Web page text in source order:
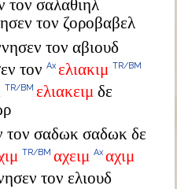
τον σαλαθιηλ
τον ζοροβαβελ
τον αβιουδ
τον Ax ελιακιμ TR/BM
TR/BM ελιακειμ δε
τον σαδωκ σαδωκ δε
TR/BM αχειμ Ax αχιμ
τον ελιουδ